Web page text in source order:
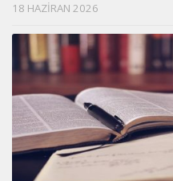
18 HAZIRAN 2026